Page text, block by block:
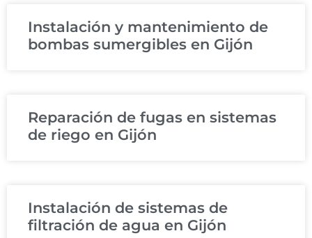
Instalación y mantenimiento de
bombas sumergibles en Gijón
Reparación de fugas en sistemas
de riego en Gijón
Instalación de sistemas de
filtración de agua en Gijón